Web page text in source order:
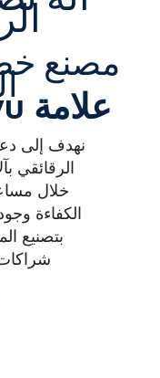
مصنع
علامة Guoyu التجارية
نهدف إلى
الرقائقي
خلال
الكفاءة
بتصنيع